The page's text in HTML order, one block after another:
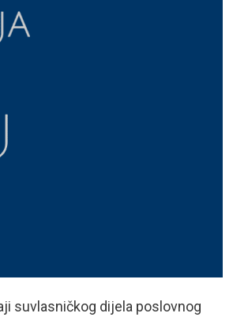
suvlasničkog dijela poslovnog